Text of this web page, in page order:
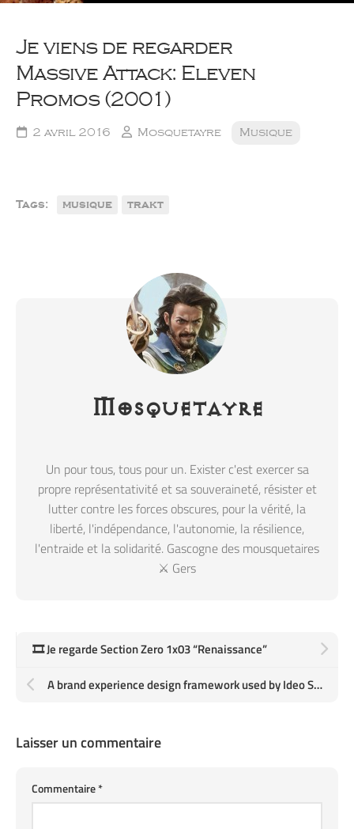
Je viens de regarder
Massive Attack: Eleven
Promos (2001)
2 avril 2016 Mosquetayre Musique
Tags: musique trakt
Mosquetayre
Un pour tous, tous pour un. Exister c'est exercer sa
propre représentativité et sa souveraineté, résister et
lutter contre les forces obscures, pour la vérité, la
liberté, l'indépendance, l'autonomie, la résilience,
l'entraide et la solidarité. Gascogne des mousquetaires
⚔️ Gers
🎞️ Je regarde Section Zero 1x03 “Renaissance”
A brand experience design framework used by Ideo Studios
Laisser un commentaire
Commentaire*